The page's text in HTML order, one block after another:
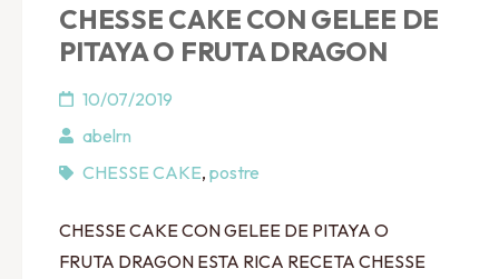
CHESSE CAKE CON GELEE DE
PITAYA O FRUTA DRAGON
10/07/2019
abelrn
CHESSE CAKE, postre
CHESSE CAKE CON GELEE DE PITAYA O
FRUTA DRAGON ESTA RICA RECETA CHESSE